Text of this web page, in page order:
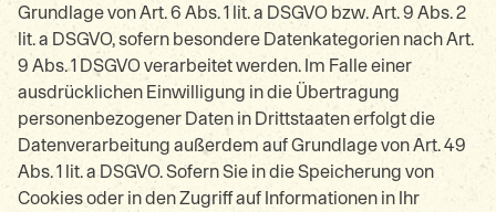
Grundlage von Art. 6 Abs. 1 lit. a DSGVO bzw. Art. 9 Abs. 2
lit. a DSGVO, sofern besondere Datenkategorien nach Art.
9 Abs. 1 DSGVO verarbeitet werden. Im Falle einer
ausdrücklichen Einwilligung in die Übertragung
personenbezogener Daten in Drittstaaten erfolgt die
Datenverarbeitung außerdem auf Grundlage von Art. 49
Abs. 1 lit. a DSGVO. Sofern Sie in die Speicherung von
Cookies oder in den Zugriff auf Informationen in Ihr